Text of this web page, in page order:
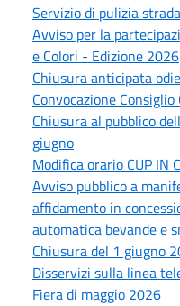
Servizio di pulizia
Avviso per la
e Colori - Edizione 2026
Chiusura anticipata
Convocazione
Chiusura al pubblico
giugno
Modifica orario CUP IN
Avviso pubblico a
affidamento in
automatica bevande e
Chiusura del 1 giugno
Disservizi sulla linea
Fiera di maggio 2026